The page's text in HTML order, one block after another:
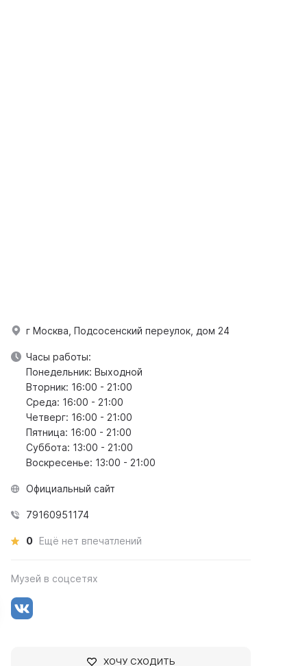
г Москва, Подсосенский переулок, дом 24
Часы работы:
Понедельник: Выходной
Вторник: 16:00 - 21:00
Среда: 16:00 - 21:00
Четверг: 16:00 - 21:00
Пятница: 16:00 - 21:00
Суббота: 13:00 - 21:00
Воскресенье: 13:00 - 21:00
Официальный сайт
79160951174
0 Ещё нет впечатлений
Музей в соцсетях
ХОЧУ СХОДИТЬ